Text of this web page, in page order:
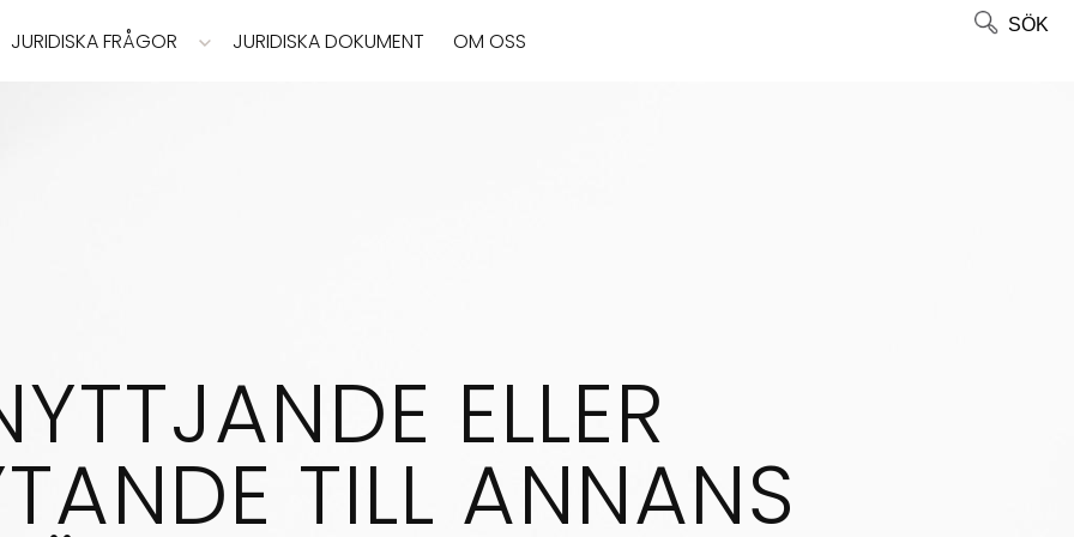
JURIDISKA FRÅGOR JURIDISKA DOKUMENT OM OSS
SÖK
ELLER
TILL ANNANS